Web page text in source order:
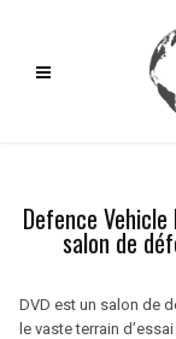
Defence
salon de
DVD est un salon de
le vaste terrain